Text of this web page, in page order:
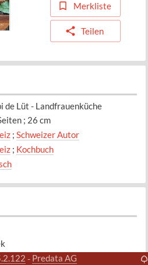
Merkliste
Teilen
de Lüt - Landfrauenküche
; 26 cm
; Schweizer Autor
; Kochbuch
- Predata AG